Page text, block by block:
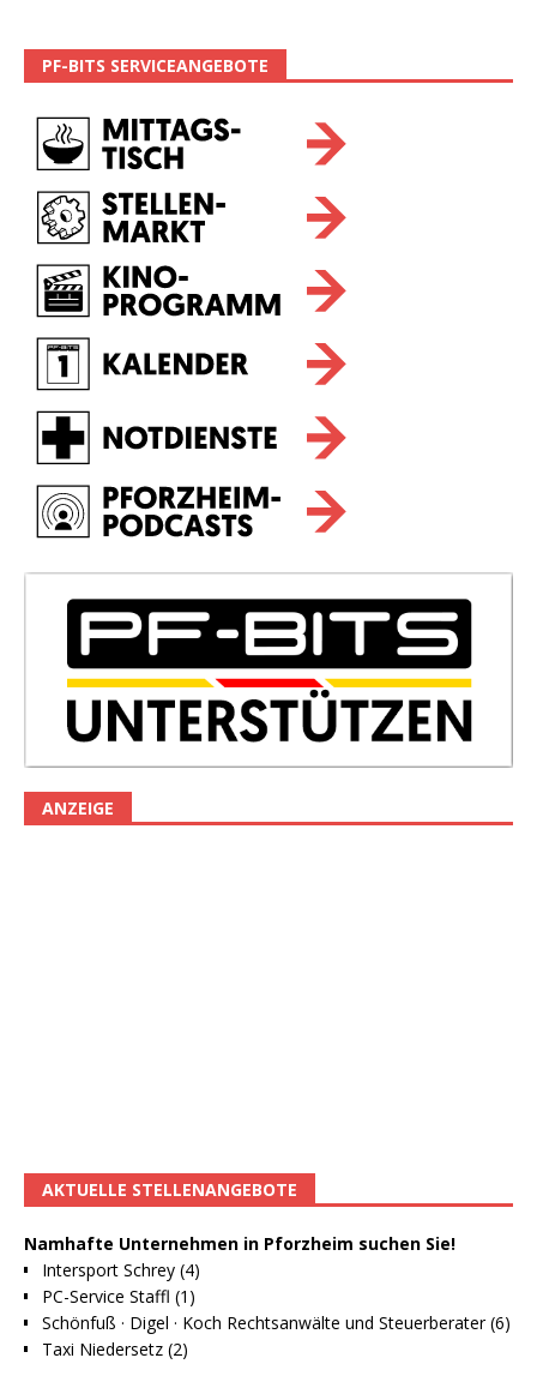
PF-BITS SERVICEANGEBOTE
ANZEIGE
AKTUELLE STELLENANGEBOTE
Namhafte Unternehmen in Pforzheim suchen Sie!
Intersport Schrey (4)
PC-Service Staffl (1)
Schönfuß · Digel · Koch Rechtsanwälte und Steuerberater (6)
Taxi Niedersetz (2)